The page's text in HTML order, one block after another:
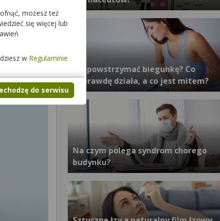
Jak powstrzymać biegunkę? Co
naprawdę działa, a co jest mitem?
Na czym polega syndrom chorego
budynku?
możesz też
się więcej lub
w Regulaminie
do serwisu